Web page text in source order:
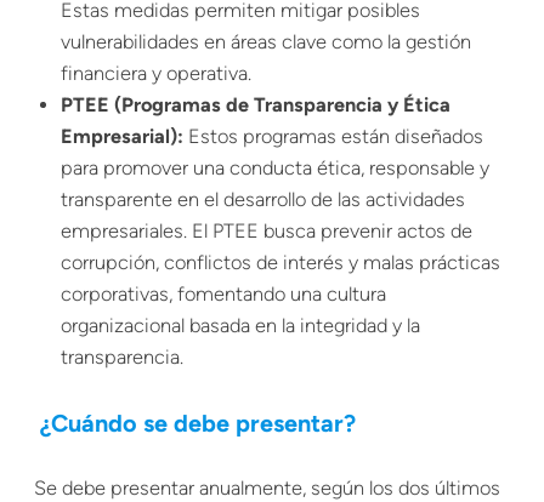
Estas medidas permiten mitigar posibles
vulnerabilidades en áreas clave como la gestión
financiera y operativa.
PTEE (Programas de Transparencia y Ética
Empresarial): Estos programas están diseñados
para promover una conducta ética, responsable y
transparente en el desarrollo de las actividades
empresariales. El PTEE busca prevenir actos de
corrupción, conflictos de interés y malas prácticas
corporativas, fomentando una cultura
organizacional basada en la integridad y la
transparencia.
¿Cuándo se debe presentar?
Se debe presentar anualmente, según los dos últimos